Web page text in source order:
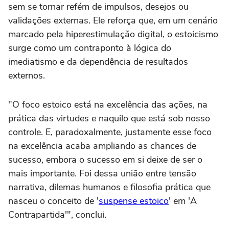
sem se tornar refém de impulsos, desejos ou
validações externas. Ele reforça que, em um cenário
marcado pela hiperestimulação digital, o estoicismo
surge como um contraponto à lógica do
imediatismo e da dependência de resultados
externos.
"O foco estoico está na excelência das ações, na
prática das virtudes e naquilo que está sob nosso
controle. E, paradoxalmente, justamente esse foco
na excelência acaba ampliando as chances de
sucesso, embora o sucesso em si deixe de ser o
mais importante. Foi dessa união entre tensão
narrativa, dilemas humanos e filosofia prática que
nasceu o conceito de 'suspense estoico' em 'A
Contrapartida'", conclui.